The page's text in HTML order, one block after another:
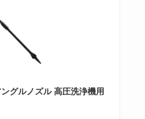
グルノズル 高圧洗浄機用